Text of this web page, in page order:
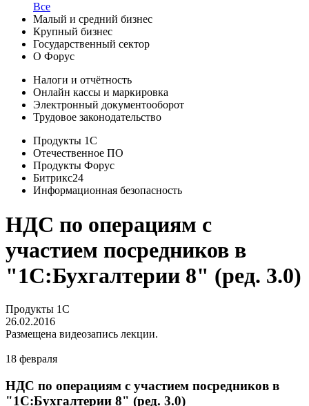
Все
Малый и средний бизнес
Крупный бизнес
Государственный сектор
О Форус
Налоги и отчётность
Онлайн кассы и маркировка
Электронный документооборот
Трудовое законодательство
Продукты 1С
Отечественное ПО
Продукты Форус
Битрикс24
Информационная безопасность
НДС по операциям с
участием посредников в
"1С:Бухгалтерии 8" (ред. 3.0)
Продукты 1С
26.02.2016
Размещена видеозапись лекции.
18 февраля
НДС по операциям с участием посредников в
"1С:Бухгалтерии 8" (ред. 3.0)